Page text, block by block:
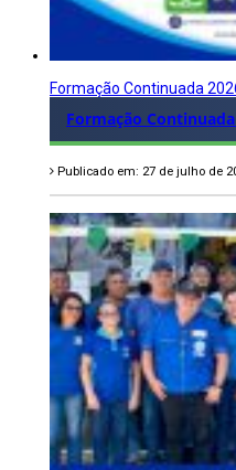
Formação Continuada
Formação
Publicado em: 27 de julho de